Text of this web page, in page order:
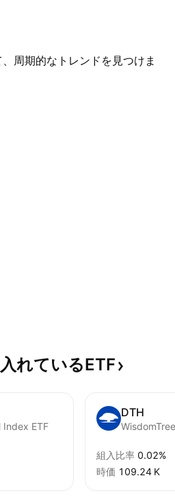
周期的なトレンドを見つけま
れているETF
Index ETF
DTH
組入比率 0.02%
時価 ‪109.24 K‬